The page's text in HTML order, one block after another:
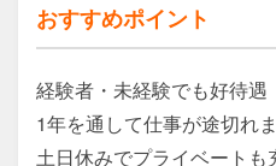
おすすめポイント
経験者・未経験でも好待遇
1年を通して仕事が途切れ
土日休みでプライベートも